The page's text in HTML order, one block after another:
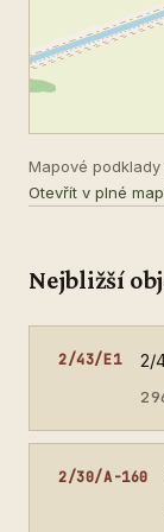
Mapové
Otevřít v plné
Nejbližší
2/43/E1 2/
2/30/A-160